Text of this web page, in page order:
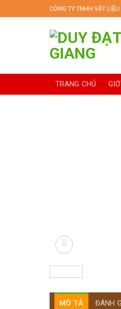
to
CÔNG TY TNHH VẬT
TRANG CHỦ
MÔ TẢ ĐÁNH